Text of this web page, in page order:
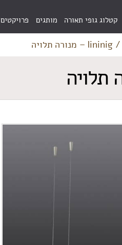
Menu
Bar
קטלוג גופי תאורה מותגים פרויקטים
/ lininig – מנורה תלויה